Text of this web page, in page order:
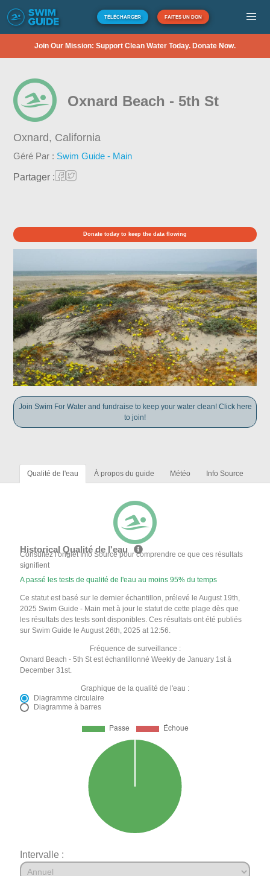
TÉLÉCHARGER FAITES UN DON
Join Our Mission: Support Clean Water Today. Donate Now.
Oxnard Beach - 5th St
Oxnard, California
Géré Par : Swim Guide - Main
Partager :
Donate today to keep the data flowing
Join Swim For Water and fundraise to keep your water clean! Click here
to join!
Qualité de l'eau À propos du guide Météo Info Source
Historical Qualité de l'eau
Consultez l'onglet Info Source pour comprendre ce que ces résultats
signifient
A passé les tests de qualité de l'eau au moins 95% du temps
Ce statut est basé sur le dernier échantillon, prélevé le August 19th,
2025 Swim Guide - Main met à jour le statut de cette plage dès que
les résultats des tests sont disponibles. Ces résultats ont été publiés
sur Swim Guide le August 26th, 2025 at 12:56.
Fréquence de surveillance :
Oxnard Beach - 5th St est échantillonné Weekly de January 1st à
December 31st.
Graphique de la qualité de l'eau :
Diagramme circulaire
Diagramme à barres
Intervalle :